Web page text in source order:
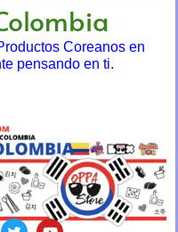
Coreanos en
pensando en ti.